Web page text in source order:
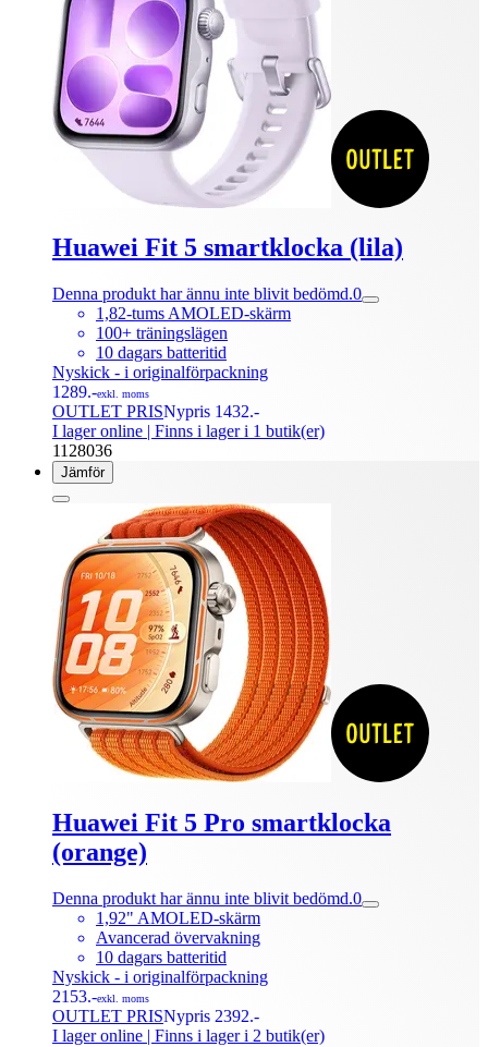
Huawei Fit 5 smartklocka (lila)
Denna produkt har ännu inte blivit bedömd.0
1,82-tums AMOLED-skärm
100+ träningslägen
10 dagars batteritid
Nyskick - i originalförpackning
1289.-exkl. moms
OUTLET PRISNypris 1432.-
I lager online | Finns i lager i 1 butik(er)
1128036
Jämför
Huawei Fit 5 Pro smartklocka
(orange)
Denna produkt har ännu inte blivit bedömd.0
1,92" AMOLED-skärm
Avancerad övervakning
10 dagars batteritid
Nyskick - i originalförpackning
2153.-exkl. moms
OUTLET PRISNypris 2392.-
I lager online | Finns i lager i 2 butik(er)